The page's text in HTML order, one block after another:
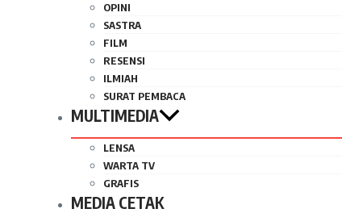
OPINI
SASTRA
FILM
RESENSI
ILMIAH
SURAT PEMBACA
MULTIMEDIA
LENSA
WARTA TV
GRAFIS
MEDIA CETAK